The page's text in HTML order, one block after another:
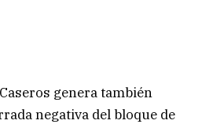
genera también
negativa del bloque de